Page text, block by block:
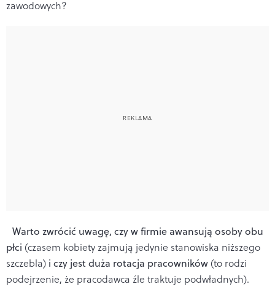
zawodowych?
Warto zwrócić uwagę, czy w firmie awansują osoby obu
płci (czasem kobiety zajmują jedynie stanowiska niższego
szczebla) i czy jest duża rotacja pracowników (to rodzi
podejrzenie, że pracodawca źle traktuje podwładnych).